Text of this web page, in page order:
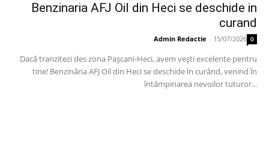
Benzinaria AFJ Oil din Heci se deschide in
curand
Admin Redactie - 15/07/2026 0
Dacă tranzitezi des zona Pașcani-Heci, avem vești excelente pentru
tine! Benzinăria AFJ Oil din Heci se deschide în curând, venind în
întâmpinarea nevoilor tuturor...